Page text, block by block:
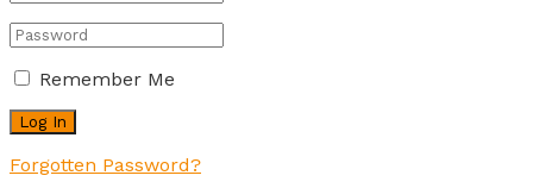
Remember Me
Forgotten Password?